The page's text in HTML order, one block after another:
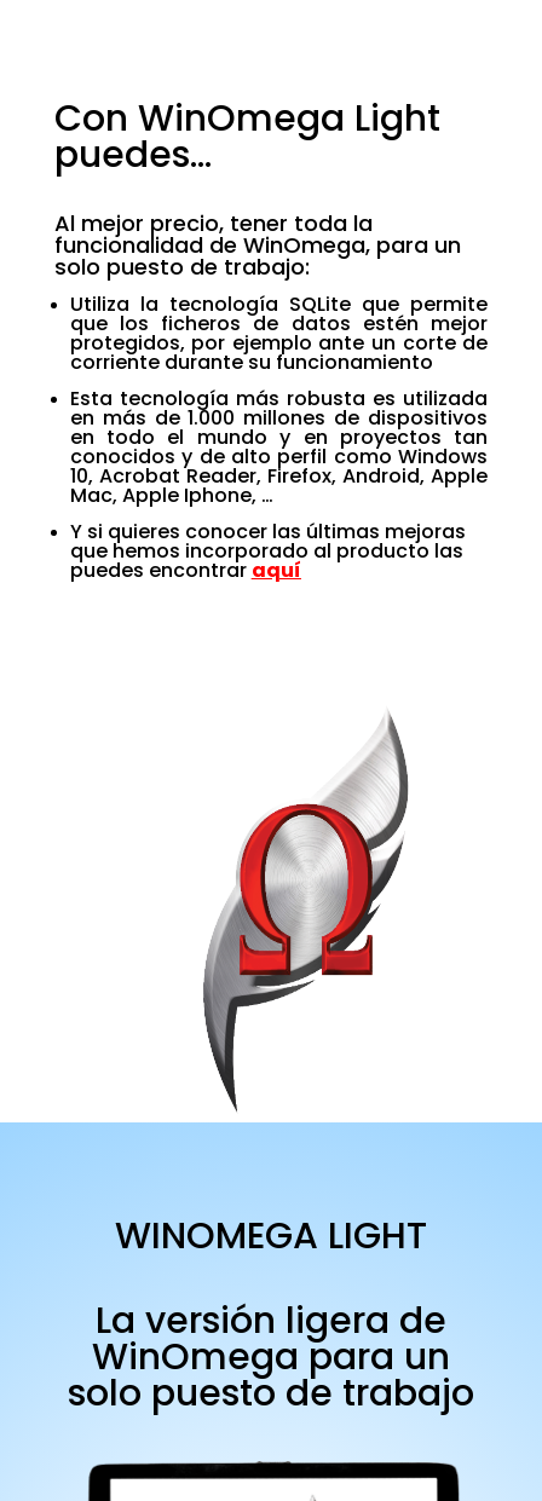
Con WinOmega Light
puedes…
Al mejor precio, tener toda la
funcionalidad de WinOmega, para un
solo puesto de trabajo:
Utiliza la tecnología SQLite que permite
que los ficheros de datos estén mejor
protegidos, por ejemplo ante un corte de
corriente durante su funcionamiento
Esta tecnología más robusta es utilizada
en más de 1.000 millones de dispositivos
en todo el mundo y en proyectos tan
conocidos y de alto perfil como Windows
10, Acrobat Reader, Firefox, Android, Apple
Mac, Apple Iphone, …
Y si quieres conocer las últimas mejoras
que hemos incorporado al producto las
puedes encontrar aquí
WINOMEGA LIGHT
La versión ligera de
WinOmega para un
solo puesto de trabajo